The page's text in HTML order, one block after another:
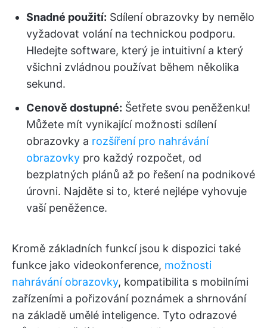
Snadné použití: Sdílení obrazovky by nemělo
vyžadovat volání na technickou podporu.
Hledejte software, který je intuitivní a který
všichni zvládnou používat během několika
sekund.
Cenově dostupné: Šetřete svou peněženku!
Můžete mít vynikající možnosti sdílení
obrazovky a rozšíření pro nahrávání
obrazovky pro každý rozpočet, od
bezplatných plánů až po řešení na podnikové
úrovni. Najděte si to, které nejlépe vyhovuje
vaší peněžence.
Kromě základních funkcí jsou k dispozici také
funkce jako videokonference, možnosti
nahrávání obrazovky, kompatibilita s mobilními
zařízeními a pořizování poznámek a shrnování
na základě umělé inteligence. Tyto odrazové